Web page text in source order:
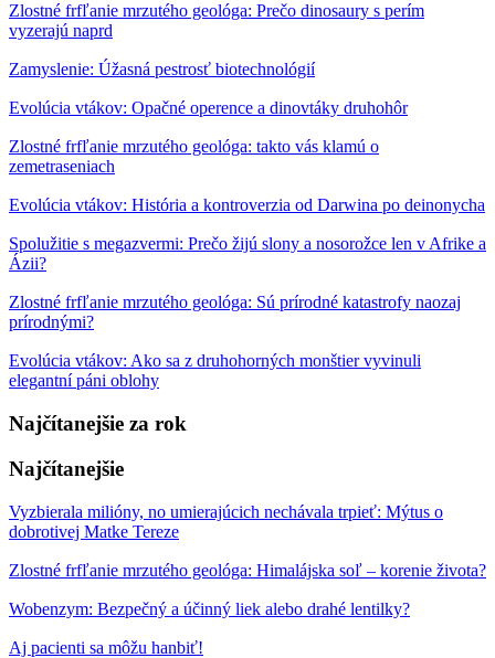
Zlostné frfľanie mrzutého geológa: Prečo dinosaury s perím
vyzerajú naprd
Zamyslenie: Úžasná pestrosť biotechnológií
Evolúcia vtákov: Opačné operence a dinovtáky druhohôr
Zlostné frfľanie mrzutého geológa: takto vás klamú o
zemetraseniach
Evolúcia vtákov: História a kontroverzia od Darwina po deinonycha
Spolužitie s megazvermi: Prečo žijú slony a nosorožce len v Afrike a
Ázii?
Zlostné frfľanie mrzutého geológa: Sú prírodné katastrofy naozaj
prírodnými?
Evolúcia vtákov: Ako sa z druhohorných monštier vyvinuli
elegantní páni oblohy
Najčítanejšie za rok
Najčítanejšie
Vyzbierala milióny, no umierajúcich nechávala trpieť: Mýtus o
dobrotivej Matke Tereze
Zlostné frfľanie mrzutého geológa: Himalájska soľ – korenie života?
Wobenzym: Bezpečný a účinný liek alebo drahé lentilky?
Aj pacienti sa môžu hanbiť!